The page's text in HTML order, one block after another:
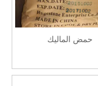
حمض الماليك